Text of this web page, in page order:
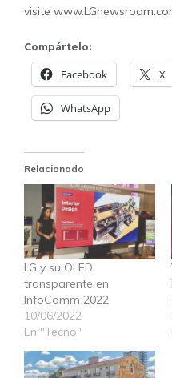
visite
Compártelo:
Facebook X
WhatsApp
Relacionado
LG y su OLED
transparente en
InfoComm 2022
10/06/2022
En "Tecno"